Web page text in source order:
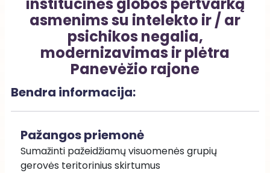
asmenims su intelekto ir / ar
psichikos negalia,
modernizavimas ir plėtra
Panevėžio rajone
Bendra informacija:
Pažangos priemonė
Sumažinti pažeidžiamų visuomenės grupių
gerovės teritorinius skirtumus